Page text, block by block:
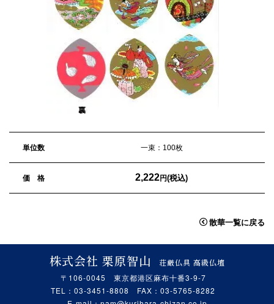
単位数 一束：100枚
価 格 2,222円(税込)
散華一覧に戻る
株式会社 栗原智山
荘厳仏具 高級仏壇
〒106-0045 東京都港区麻布十番3-9-7
TEL：03-3451-8808 FAX：03-5765-8282